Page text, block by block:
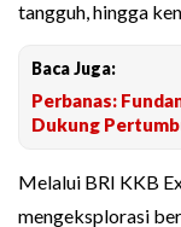
tangguh, hingga
Baca Juga:
Perbanas:
Dukung
Melalui BRI KKB
mengeksplorasi